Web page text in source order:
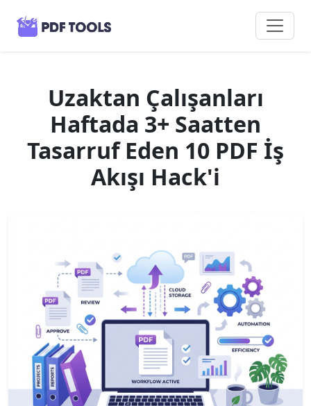
Uzaktan Çalışanları
Haftada 3+ Saatten
Tasarruf Eden 10 PDF İş
Akışı Hack'i